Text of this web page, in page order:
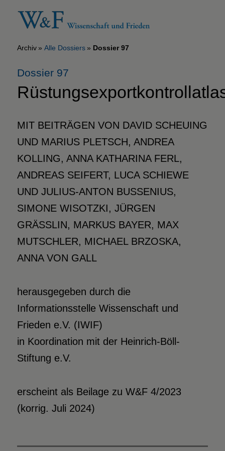
Archiv Alle Dossiers Dossier 97
Dossier 97
MIT BEITRÄGEN VON DAVID SCHEUING
UND MARIUS PLETSCH, ANDREA
KOLLING, ANNA KATHARINA FERL,
ANDREAS SEIFERT, LUCA SCHIEWE
UND JULIUS-ANTON BUSSENIUS,
SIMONE WISOTZKI, JÜRGEN
GRÄSSLIN, MARKUS BAYER, MAX
MUTSCHLER, MICHAEL BRZOSKA,
ANNA VON GALL
herausgegeben durch die
Informationsstelle Wissenschaft und
Frieden e.V. (IWIF)
in Koordination mit der Heinrich-Böll-
Stiftung e.V.
erscheint als Beilage zu W&F 4/2023
(korrig. Juli 2024)